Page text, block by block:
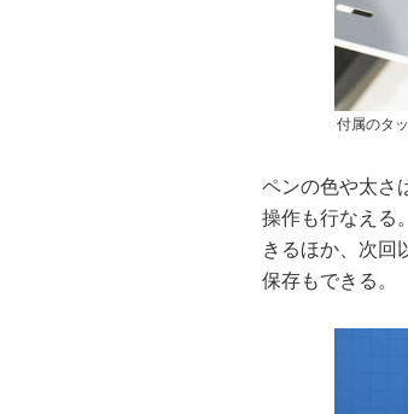
付属のタ
ペンの色や太さ
操作も行なえる
きるほか、次回
保存もできる。